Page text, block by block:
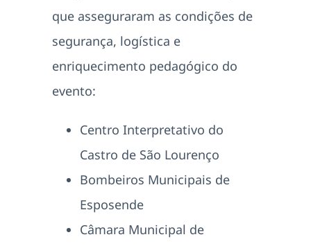
que asseguraram as condições de
segurança, logística e
enriquecimento pedagógico do
evento:
Centro Interpretativo do
Castro de São Lourenço
Bombeiros Municipais de
Esposende
Câmara Municipal de